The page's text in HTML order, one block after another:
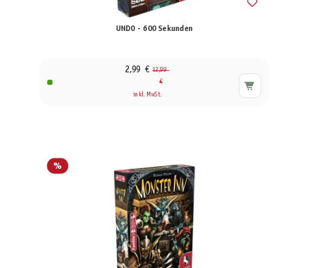
UNDO - 600 Sekunden
2,99 € 12,99
€
inkl. MwSt.
%